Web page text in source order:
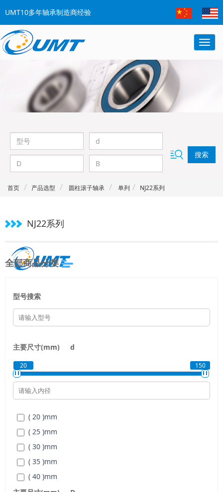
UMT10多年轴承制造商经验
搜索
首页 产品选型 圆柱滚子轴承 单列 NJ22系列
NJ22系列
全部商品分类
型号搜索
主要尺寸(mm) d
20 150
( 20 )mm
( 25 )mm
( 30 )mm
( 35 )mm
( 40 )mm